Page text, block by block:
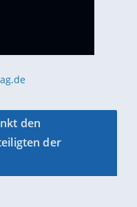
den
der